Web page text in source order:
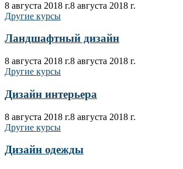
8 августа 2018 г.8 августа 2018 г.
Другие курсы
Ландшафтный дизайн
8 августа 2018 г.8 августа 2018 г.
Другие курсы
Дизайн интерьера
8 августа 2018 г.8 августа 2018 г.
Другие курсы
Дизайн одежды